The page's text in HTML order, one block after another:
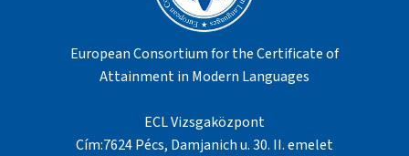
European Consortium for the Certificate of
Attainment in Modern Languages
ECL Vizsgaközpont
Cím:7624 Pécs, Damjanich u. 30. II. emelet